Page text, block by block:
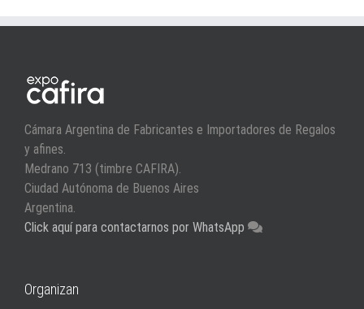
Cámara Argentina de Fabricantes e Importadores de Regalos
y afines.
Medrano 713 (timbre CAFIRA).
Ciudad Autónoma de Buenos Aires
Argentina.
Click aquí para contactarnos por WhatsApp
Organizan